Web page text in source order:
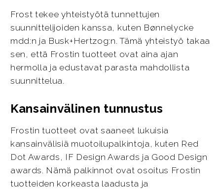
Frost tekee yhteistyötä tunnettujen
suunnittelijoiden kanssa, kuten Bønnelycke
mdd:n ja Busk+Hertzog:n. Tämä yhteistyö takaa
sen, että Frostin tuotteet ovat aina ajan
hermolla ja edustavat parasta mahdollista
suunnittelua.
Kansainvälinen tunnustus
Frostin tuotteet ovat saaneet lukuisia
kansainvälisiä muotoilupalkintoja, kuten Red
Dot Awards, IF Design Awards ja Good Design
awards. Nämä palkinnot ovat osoitus Frostin
tuotteiden korkeasta laadusta ja